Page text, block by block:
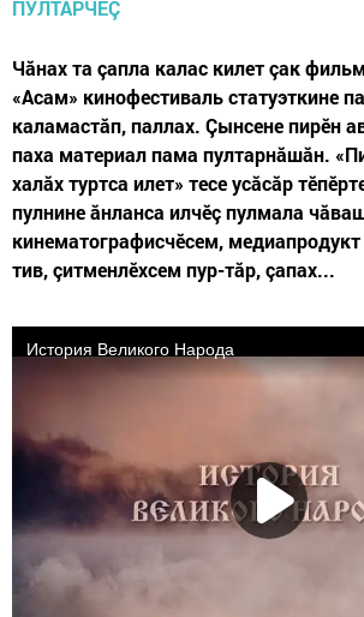
Чăнах та çапла калас килет çак
«Асам» кинофестиваль статуэткине
каламастăп, паллах. Çынсене пирӗн
паха материал пама пултарнăшăн.
халăх туртса илет» тесе усăсăр
пулнине ăнланса илчӗç пулмала
кинематографисчӗсем,
тив, çитменлӗхсем пур-тăр, çапах...